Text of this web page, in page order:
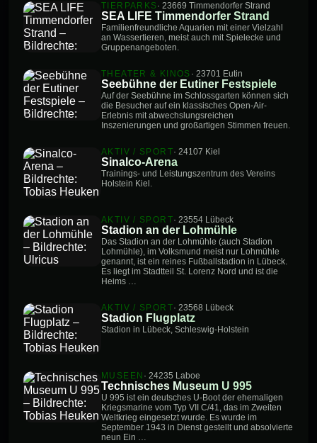
TIERPARKS· 23669 Timmendorfer Strand
SEA LIFE Timmendorfer Strand
Familienfreundliche Aquarien mit einer Vielzahl
an Wassertieren, meist auch mit Spielecke und
Gruppenangeboten.
THEATER & KINOS · 23701 Eutin
Seebühne der Eutiner Festspiele
Auf der Seebühne im Schlossgarten können sich
die Besucher auf ein klassisches Open-Air-
Erlebnis mit abwechslungsreichen
Inszenierungen und großartigen Stimmen freuen.
AKTIV / SPORT· 24107 Kiel
Sinalco-Arena
Trainings- und Leistungszentrum des Vereins
Holstein Kiel.
AKTIV / SPORT· 23554 Lübeck
Stadion an der Lohmühle
Das Stadion an der Lohmühle (auch Stadion
Lohmühle), im Volksmund meist nur Lohmühle
genannt, ist ein reines Fußballstadion in Lübeck.
Es liegt im Stadtteil St. Lorenz Nord und ist die
Heims …
AKTIV / SPORT· 23568 Lübeck
Stadion Flugplatz
Stadion in Lübeck, Schleswig-Holstein
MUSEEN · 24235 Laboe
Technisches Museum U 995
U 995 ist ein deutsches U-Boot der ehemaligen
Kriegsmarine vom Typ VII C/41, das im Zweiten
Weltkrieg eingesetzt wurde. Es wurde im
September 1943 in Dienst gestellt und absolvierte
neun Ein …